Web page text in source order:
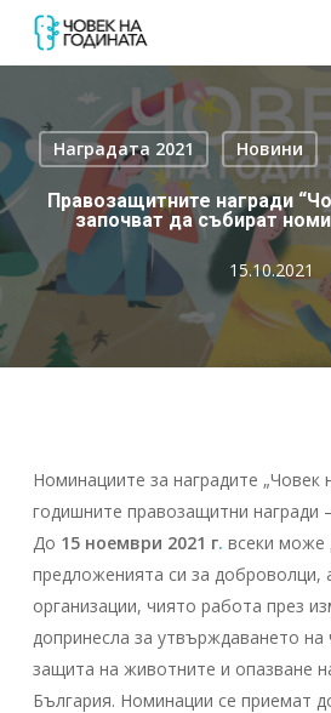
Наградата 2021 Новини
Правозащитните награди
започват да събират
15.10.2021
Номинациите за наградите „Човек
годишните правозащитни награди
До 15 ноември 2021 г. всеки може
предложенията си за доброволци,
организации, чиято работа през
допринесла за утвърждаването на
защита на животните и опазване
България. Номинации се приемат